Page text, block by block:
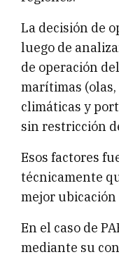
La decisión de
luego de
de operación
marítimas
climáticas y
sin restricción
Esos factores
técnicamente
mejor
En el caso de
mediante su